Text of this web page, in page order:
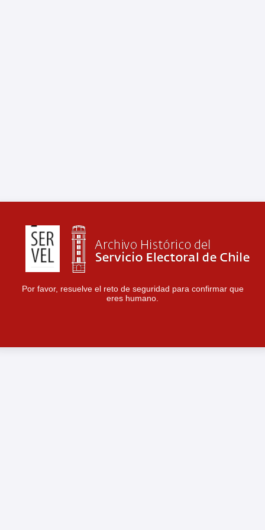
Por favor, resuelve el reto de seguridad para confirmar que
eres humano.